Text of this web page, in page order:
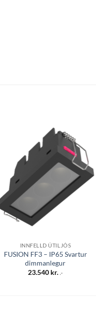
Bæta á
óskalista
INNFELLD ÚTILJÓS
FUSION FF3 – IP65 Svartur
dimmanlegur
23.540 kr. .-